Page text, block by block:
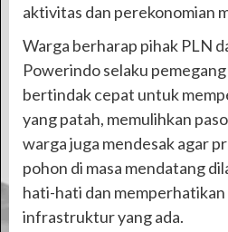
aktivitas dan perekonomian
Warga berharap pihak PLN
Powerindo selaku
bertindak cepat untuk
yang patah, memulihkan
warga juga mendesak agar
pohon di masa mendatang
hati-hati dan memperhatikan
infrastruktur yang ada.